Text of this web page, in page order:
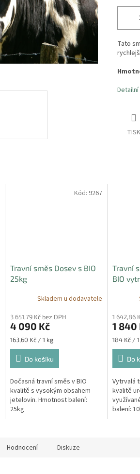
Tato
TISK
Travní směs Dosev s BIO
25kg
Skladem u dodavatele
3 651,79 Kč bez DPH
4 090 Kč
Měrná
cena:
163,60 Kč / 1 kg
Do košíku
Dočasná travní směs v BIO
kvalitě s vysokým obsahem
jetelovin. Hmotnost balení:
25kg
Kód: 9267
Travní
BIO
1 642,86
1 840
Měrná
cena:
184 Kč /
Do
Vytrvalá
kvalitě
balení:
Hodnocení Diskuze